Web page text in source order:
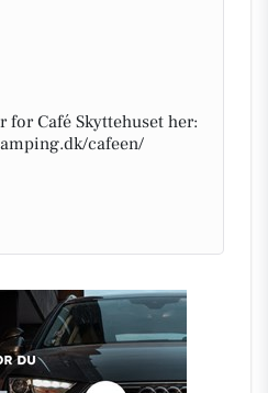
for Café Skyttehuset her:
cafeen/